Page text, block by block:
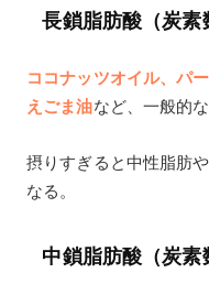
長鎖脂肪酸（炭素
ココナッツオイル、パ
えごま油など、一般的
摂りすぎると中性脂肪
なる。
中鎖脂肪酸（炭素